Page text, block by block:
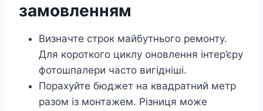
замовленням
Визначте строк майбутнього ремонту.
Для короткого циклу оновлення інтер’єру
фотошпалери часто вигідніші.
Порахуйте бюджет на квадратний метр
разом із монтажем. Різниця може